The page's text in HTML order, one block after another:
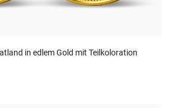
in edlem Gold mit Teilkoloration